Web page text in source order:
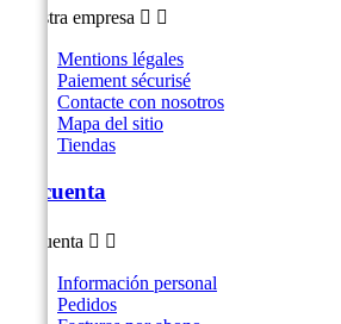
Nuestra empresa  
Mentions légales
Paiement sécurisé
Contacte con nosotros
Mapa del sitio
Tiendas
Su cuenta
Su cuenta  
Información personal
Pedidos